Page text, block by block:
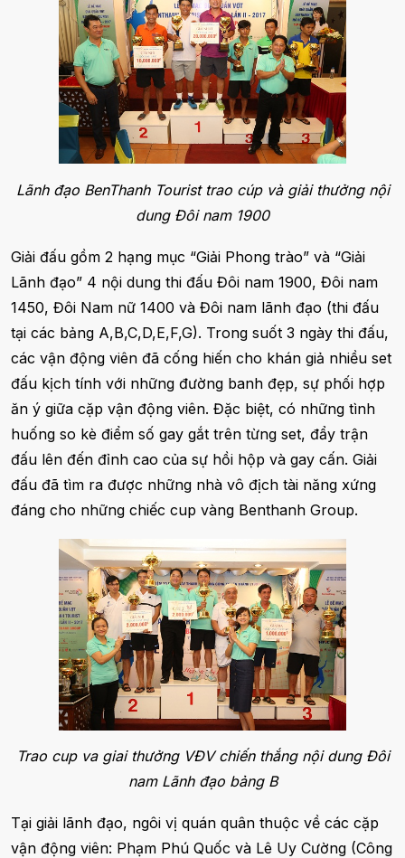
Lãnh đạo BenThanh Tourist trao cúp và giải thưởng nội
dung Đôi nam 1900
Giải đấu gồm 2 hạng mục “Giải Phong trào” và “Giải
Lãnh đạo” 4 nội dung thi đấu Đôi nam 1900, Đôi nam
1450, Đôi Nam nữ 1400 và Đôi nam lãnh đạo (thi đấu
tại các bảng A,B,C,D,E,F,G). Trong suốt 3 ngày thi đấu,
các vận động viên đã cống hiến cho khán giả nhiều set
đấu kịch tính với những đường banh đẹp, sự phối hợp
ăn ý giữa cặp vận động viên. Đặc biệt, có những tình
huống so kè điểm số gay gắt trên từng set, đẩy trận
đấu lên đến đỉnh cao của sự hồi hộp và gay cấn. Giải
đấu đã tìm ra được những nhà vô địch tài năng xứng
đáng cho những chiếc cup vàng Benthanh Group.
Trao cup va giai thưởng VĐV chiến thắng nội dung Đôi
nam Lãnh đạo bảng B
Tại giải lãnh đạo, ngôi vị quán quân thuộc về các cặp
vận động viên: Phạm Phú Quốc và Lê Uy Cường (Công